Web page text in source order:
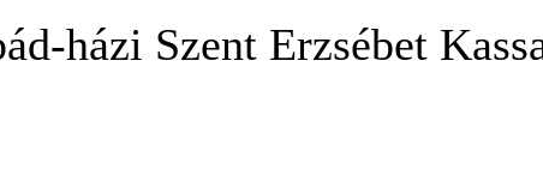
házi Szent Erzsébet